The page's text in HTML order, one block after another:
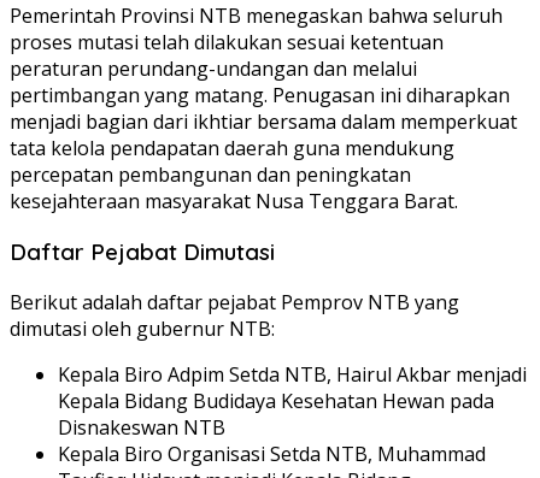
Pemerintah Provinsi NTB menegaskan bahwa seluruh
proses mutasi telah dilakukan sesuai ketentuan
peraturan perundang-undangan dan melalui
pertimbangan yang matang. Penugasan ini diharapkan
menjadi bagian dari ikhtiar bersama dalam memperkuat
tata kelola pendapatan daerah guna mendukung
percepatan pembangunan dan peningkatan
kesejahteraan masyarakat Nusa Tenggara Barat.
Daftar Pejabat Dimutasi
Berikut adalah daftar pejabat Pemprov NTB yang
dimutasi oleh gubernur NTB:
Kepala Biro Adpim Setda NTB, Hairul Akbar menjadi
Kepala Bidang Budidaya Kesehatan Hewan pada
Disnakeswan NTB
Kepala Biro Organisasi Setda NTB, Muhammad